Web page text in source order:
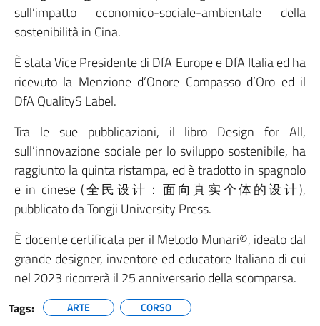
sull’impatto economico-sociale-ambientale della
sostenibilità in Cina.
È stata Vice Presidente di DfA Europe e DfA Italia ed ha
ricevuto la Menzione d’Onore Compasso d’Oro ed il
DfA QualityS Label.
Tra le sue pubblicazioni, il libro Design for All,
sull’innovazione sociale per lo sviluppo sostenibile, ha
raggiunto la quinta ristampa, ed è tradotto in spagnolo
e in cinese (全民设计：面向真实个体的设计),
pubblicato da Tongji University Press.
È docente certificata per il Metodo Munari©, ideato dal
grande designer, inventore ed educatore Italiano di cui
nel 2023 ricorrerà il 25 anniversario della scomparsa.
Tags: ARTE CORSO